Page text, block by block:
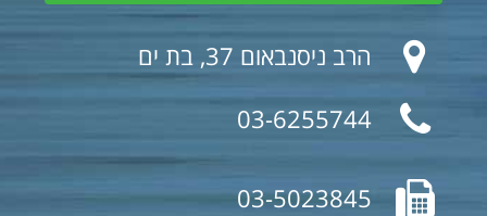
הרב ניסנבאום 37, בת ים
03-6255744
03-5023845